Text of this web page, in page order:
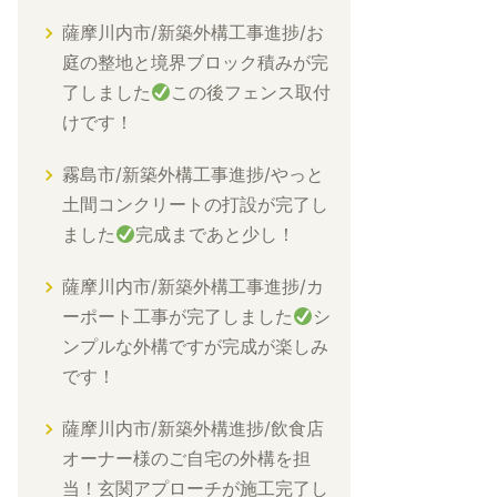
薩摩川内市/新築外構工事進捗/お
庭の整地と境界ブロック積みが完
了しました
この後フェンス取付
けです！
霧島市/新築外構工事進捗/やっと
土間コンクリートの打設が完了し
ました
完成まであと少し！
薩摩川内市/新築外構工事進捗/カ
ーポート工事が完了しました
シ
ンプルな外構ですが完成が楽しみ
です！
薩摩川内市/新築外構進捗/飲食店
オーナー様のご自宅の外構を担
当！玄関アプローチが施工完了し